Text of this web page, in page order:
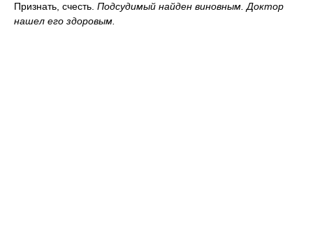
Признать, счесть. Подсудимый найден виновным. Доктор
нашел его здоровым.